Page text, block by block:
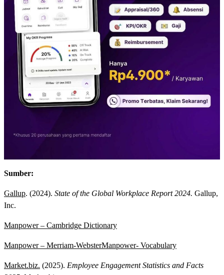
Sumber:
Gallup. (2024). State of the Global Workplace Report 2024. Gallup,
Inc.
Manpower – Cambridge Dictionary
Manpower – Merriam-WebsterManpower- Vocabulary
Market.biz. (2025). Employee Engagement Statistics and Facts